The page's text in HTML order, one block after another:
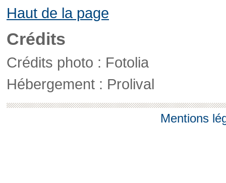
Haut de la page
Crédits
Crédits photo : Fotolia
Hébergement : Prolival
Mentions